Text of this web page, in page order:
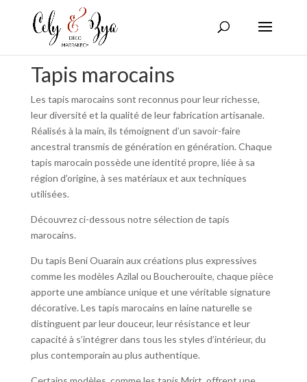
Tapis marocains
Les tapis marocains sont reconnus pour leur richesse,
leur diversité et la qualité de leur fabrication artisanale.
Réalisés à la main, ils témoignent d’un savoir-faire
ancestral transmis de génération en génération. Chaque
tapis marocain possède une identité propre, liée à sa
région d’origine, à ses matériaux et aux techniques
utilisées.
Découvrez ci-dessous notre sélection de tapis
marocains.
Du tapis Beni Ouarain aux créations plus expressives
comme les modèles Azilal ou Boucherouite, chaque pièce
apporte une ambiance unique et une véritable signature
décorative. Les tapis marocains en laine naturelle se
distinguent par leur douceur, leur résistance et leur
capacité à s’intégrer dans tous les styles d’intérieur, du
plus contemporain au plus authentique.